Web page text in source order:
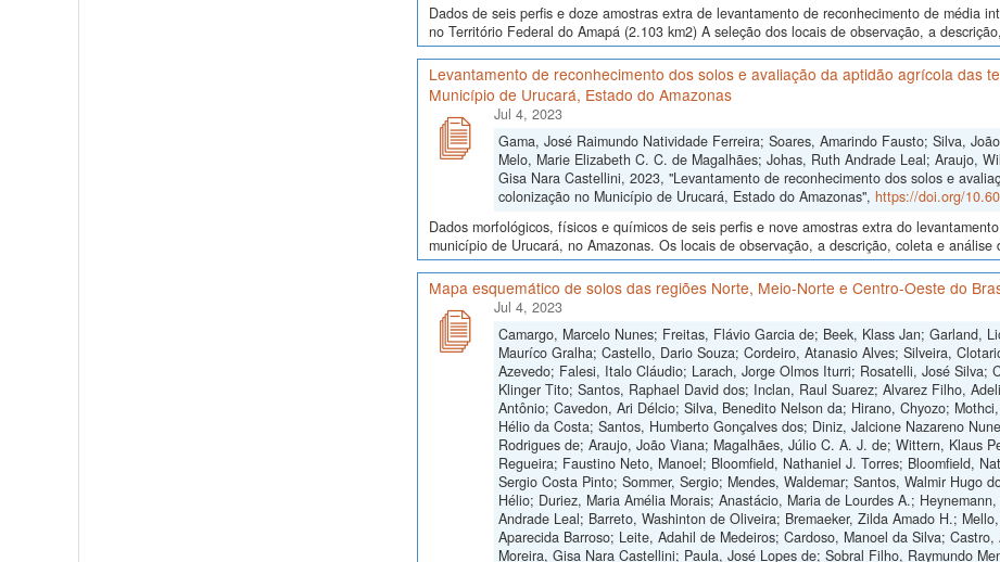
Dados de seis perfis e doze amostras extra de levantamento de reconhecimento de média
no Território Federal do Amapá (2.103 km2) A seleção dos locais de observação, a
Levantamento de reconhecimento dos solos e avaliação da aptidão agrícola das
Município de Urucará, Estado do Amazonas
Jul 4, 2023
Gama, José Raimundo Natividade Ferreira; Soares, Amarindo Fausto; Silva,
Melo, Marie Elizabeth C. C. de Magalhães; Johas, Ruth Andrade Leal; Araujo,
Gisa Nara Castellini, 2023, "Levantamento de reconhecimento dos solos e
colonização no Município de Urucará, Estado do Amazonas", https://doi.org/
Dados morfológicos, físicos e químicos de seis perfis e nove amostras extra do
município de Urucará, no Amazonas. Os locais de observação, a descrição, coleta e
Mapa esquemático de solos das regiões Norte, Meio-Norte e Centro-Oeste do
Jul 4, 2023
Camargo, Marcelo Nunes; Freitas, Flávio Garcia de; Beek, Klass Jan; Garland,
Mauríco Gralha; Castello, Dario Souza; Cordeiro, Atanasio Alves; Silveira,
Azevedo; Falesi, Italo Cláudio; Larach, Jorge Olmos Iturri; Rosatelli, José Silva;
Klinger Tito; Santos, Raphael David dos; Inclan, Raul Suarez; Alvarez Filho,
Antônio; Cavedon, Ari Délcio; Silva, Benedito Nelson da; Hirano, Chyozo;
Hélio da Costa; Santos, Humberto Gonçalves dos; Diniz, Jalcione Nazareno
Rodrigues de; Araujo, João Viana; Magalhães, Júlio C. A. J. de; Wittern, Klaus
Regueira; Faustino Neto, Manoel; Bloomfield, Nathaniel J. Torres; Bloomfield,
Sergio Costa Pinto; Sommer, Sergio; Mendes, Waldemar; Santos, Walmir Hugo
Hélio; Duriez, Maria Amélia Morais; Anastácio, Maria de Lourdes A.;
Andrade Leal; Barreto, Washinton de Oliveira; Bremaeker, Zilda Amado H.;
Aparecida Barroso; Leite, Adahil de Medeiros; Cardoso, Manoel da Silva;
Moreira, Gisa Nara Castellini; Paula, José Lopes de; Sobral Filho, Raymundo